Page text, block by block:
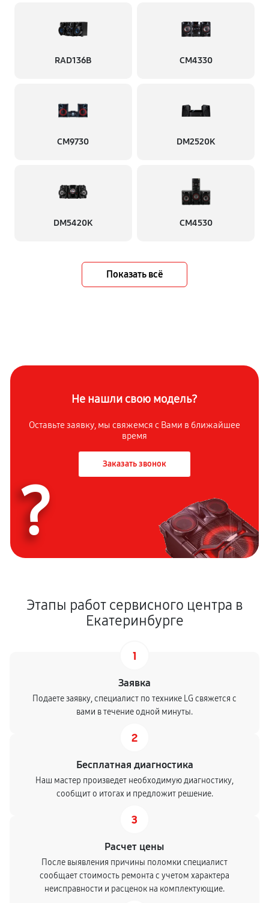
RAD136B CM4330
CM9730 DM2520K
DM5420K CM4530
Показать всё
Не нашли свою модель?
Оставьте заявку, мы свяжемся с Вами в ближайшее
время
Заказать звонок
?
Этапы работ сервисного центра в
Екатеринбурге
1
Заявка
Подаете заявку, специалист по технике LG свяжется с
вами в течение одной минуты.
2
Бесплатная диагностика
Наш мастер произведет необходимую диагностику,
сообщит о итогах и предложит решение.
3
Расчет цены
После выявления причины поломки специалист
сообщает стоимость ремонта с учетом характера
неисправности и расценок на комплектующие.